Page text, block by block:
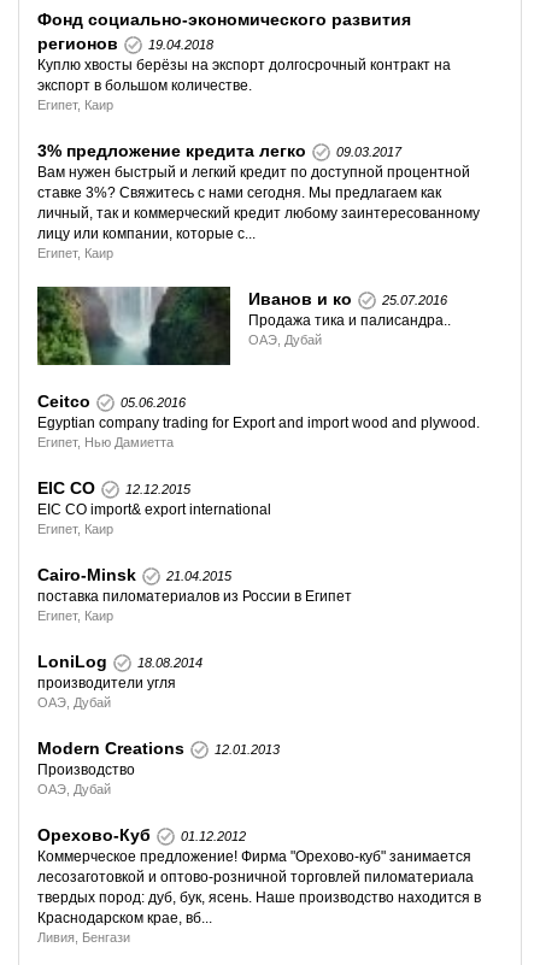
Фонд социально-экономического развития
регионов
19.04.2018
Куплю хвосты берёзы на экспорт долгосрочный контракт на
экспорт в большом количестве.
Египет, Каир
3% предложение кредита легко 09.03.2017
Вам нужен быстрый и легкий кредит по доступной процентной
ставке 3%? Свяжитесь с нами сегодня. Мы предлагаем как
личный, так и коммерческий кредит любому заинтересованному
лицу или компании, которые с...
Египет, Каир
Иванов и ко 25.07.2016
Продажа тика и палисандра..
ОАЭ, Дубай
Ceitco 05.06.2016
Egyptian company trading for Export and import wood and plywood.
Египет, Нью Дамиетта
EIC CO 12.12.2015
EIC CO import& export international
Египет, Каир
Cairo-Minsk 21.04.2015
поставка пиломатериалов из России в Египет
Египет, Каир
LoniLog 18.08.2014
производители угля
ОАЭ, Дубай
Modern Creations 12.01.2013
Производство
ОАЭ, Дубай
Орехово-Куб 01.12.2012
Коммерческое предложение! Фирма "Орехово-куб" занимается
лесозаготовкой и оптово-розничной торговлей пиломатериала
твердых пород: дуб, бук, ясень. Наше производство находится в
Краснодарском крае, вб...
Ливия, Бенгази